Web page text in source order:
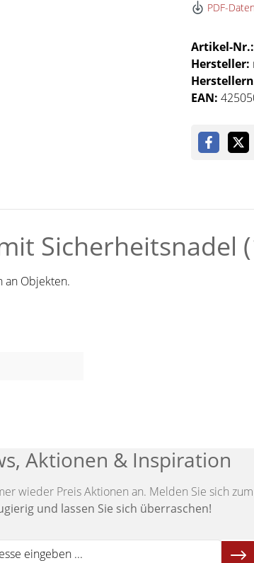
PDF-
Artikel-Nr.:
Hersteller:
EAN:
Sicherheitsnadel
an Objekten.
Aktionen & Inspiration
wieder Preis Aktionen an. Melden Sie sich
und lassen Sie sich überraschen!